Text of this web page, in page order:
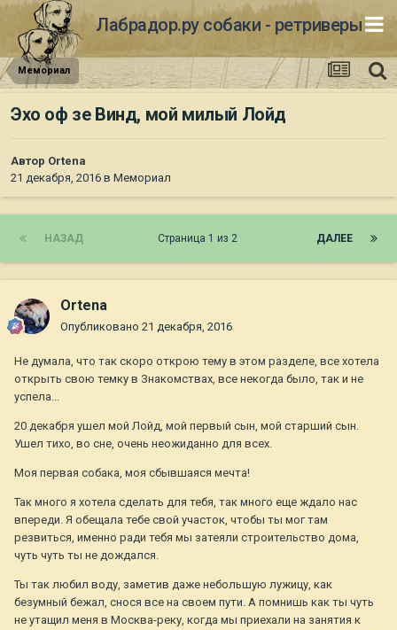
Лабрадор.ру собаки - ретриверы
Мемориал
Эхо оф зе Винд, мой милый Лойд
Автор Ortena
21 декабря, 2016 в Мемориал
НАЗАД ДАЛЕЕ
Страница 1 из 2
Ortena
Опубликовано 21 декабря, 2016
Не думала, что так скоро открою тему в этом разделе, все хотела
открыть свою темку в Знакомствах, все некогда было, так и не
успела...
20 декабря ушел мой Лойд, мой первый сын, мой старший сын.
Ушел тихо, во сне, очень неожиданно для всех.
Моя первая собака, моя сбывшаяся мечта!
Так много я хотела сделать для тебя, так много еще ждало нас
впереди. Я обещала тебе свой участок, чтобы ты мог там
резвиться, именно ради тебя мы затеяли строительство дома,
чуть чуть ты не дождался.
Ты так любил воду, заметив даже небольшую лужицу, как
безумный бежал, снося все на своем пути. А помнишь как ты чуть
не утащил меня в Москва-реку, когда мы приехали на занятия к